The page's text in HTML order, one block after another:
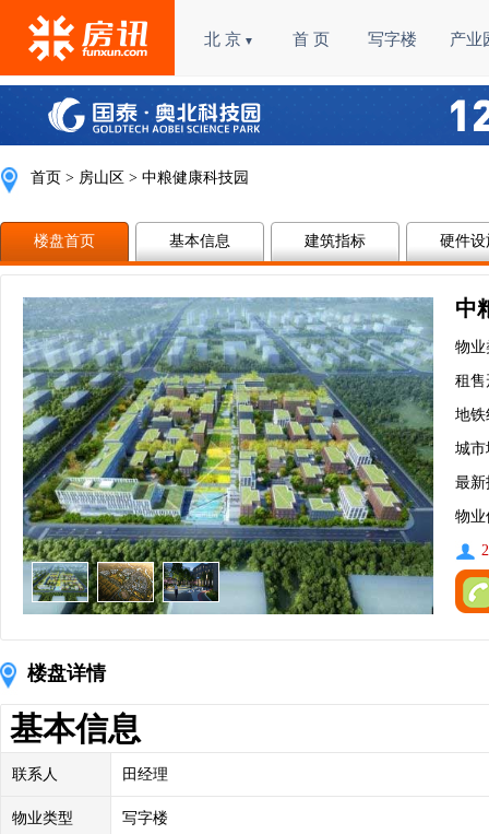
北 京 ▼ 首 页 写字楼 产业
首页 > 房山区 > 中粮健康科技园
楼盘首页 基本信息 建筑指标 硬件设
中
物业
租售
地铁
城
最新
物业
楼盘详情
基本信息
联系人 田经理
物业类型 写字楼